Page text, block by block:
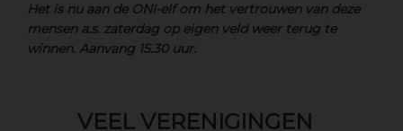
Het is nu aan de ONI-elf om het vertrouwen van deze
mensen a.s. zaterdag op eigen veld weer terug te
winnen. Aanvang 15.30 uur.
VEEL VERENIGINGEN